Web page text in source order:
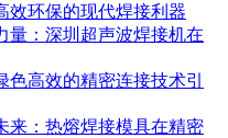
效环保的现代焊接利器
量：深圳超声波焊接机在
色高效的精密连接技术引
来：热熔焊接模具在精密